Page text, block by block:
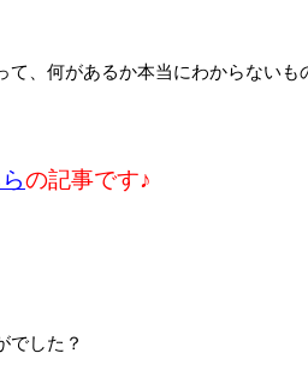
て、何があるか本当にわからないも
の記事です♪
でした？